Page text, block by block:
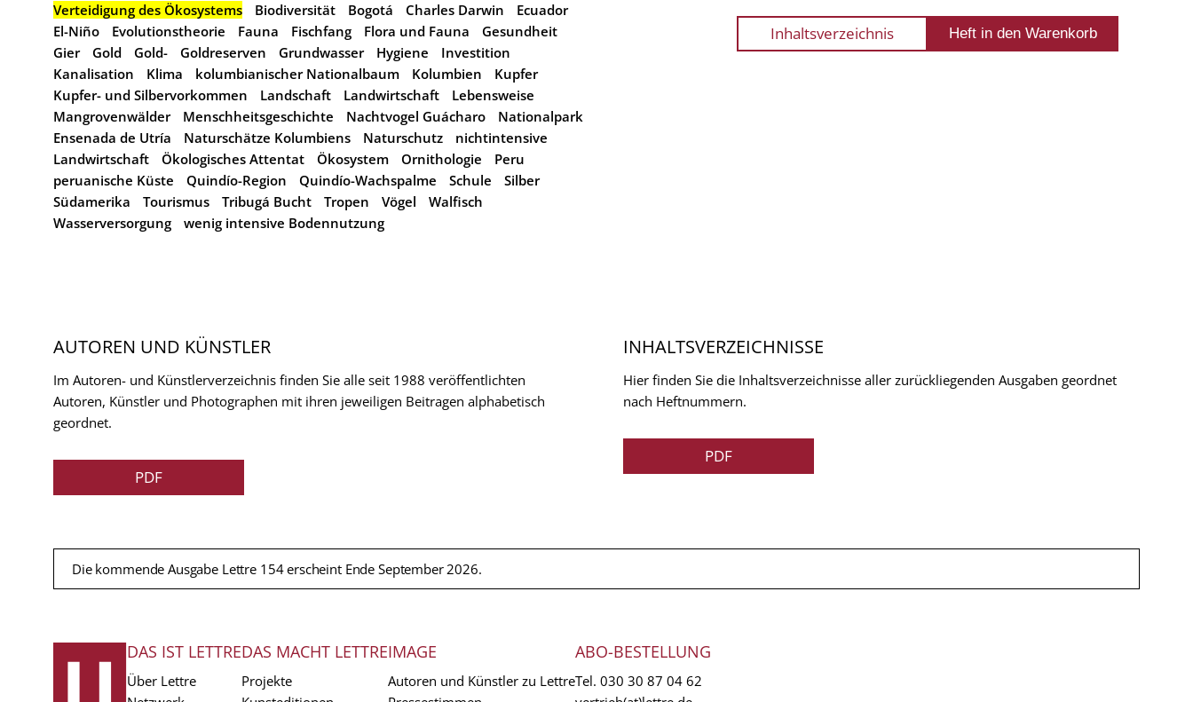
Verteidigung des Ökosystems
Biodiversität Bogotá Charles Darwin
Ecuador
El-Niño
Evolutionstheorie Fauna Fischfang Flora und Fauna
Gesundheit
Gier
Gold Gold- Goldreserven Grundwasser Hygiene
Investition
Kanalisation
Klima kolumbianischer Nationalbaum Kolumbien
Kupfer
Kupfer- und Silbervorkommen
Landschaft Landwirtschaft
Lebensweise
Mangrovenwälder
Menschheitsgeschichte Nachtvogel Guácharo
Nationalpark
Ensenada de Utría
Naturschätze Kolumbiens Naturschutz
nichtintensive
Landwirtschaft
Ökologisches Attentat Ökosystem Ornithologie
Peru
peruanische Küste
Quindío-Region Quindío-Wachspalme Schule
Silber
Südamerika
Tourismus Tribugá Bucht Tropen Vögel
Walfisch
Wasserversorgung
wenig intensive Bodennutzung
Inhaltsverzeichnis
AUTOREN UND KÜNSTLER
Im Autoren- und Künstlerverzeichnis finden Sie alle seit 1988 veröffentlichten
Autoren, Künstler und Photographen mit ihren jeweiligen Beitragen alphabetisch
geordnet.
PDF
INHALTSVERZEICHNISSE
Hier finden Sie die Inhaltsverzeichnisse aller zurückliegenden Ausgaben geordnet
nach Heftnummern.
PDF
Die kommende Ausgabe Lettre 154 erscheint Ende September 2026.
FUSSZEILE
DAS IST LETTRE
Über Lettre
DAS MACHT LETTRE
Projekte
IMAGE
Autoren und Künstler zu Lettre
ABO-BESTELLUNG
Tel. 030 30 87 04 62